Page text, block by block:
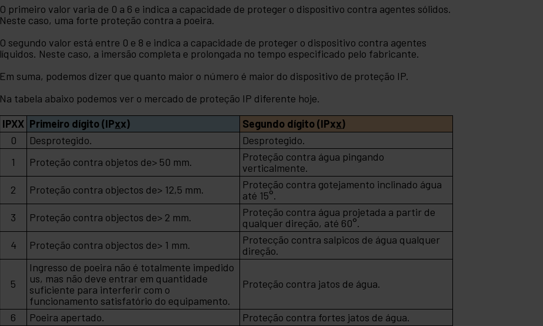
O primeiro valor varia de 0 a 6 e indica a capacidade de proteger o dispositivo contra agentes sólidos.
Neste caso, uma forte proteção contra a poeira.
O segundo valor está entre 0 e 8 e indica a capacidade de proteger o dispositivo contra agentes
líquidos. Neste caso, a imersão completa e prolongada no tempo especificado pelo fabricante.
Em suma, podemos dizer que quanto maior o número é maior do dispositivo de proteção IP.
Na tabela abaixo podemos ver o mercado de proteção IP diferente hoje.
IPXX Primeiro dígito (IPxx) Segundo dígito (IPxx)
0
Desprotegido.
Desprotegido.
1
Proteção contra objetos de> 50 mm.
Proteção contra água pingando
verticalmente.
2
Proteção contra objectos de> 12,5 mm.
Proteção contra gotejamento inclinado água
até 15°.
3
Proteção contra objectos de> 2 mm.
Proteção contra água projetada a partir de
qualquer direção, até 60°.
4
Proteção contra objectos de> 1 mm.
Protecção contra salpicos de água qualquer
direção.
5
Ingresso de poeira não é totalmente impedido
us, mas não deve entrar em quantidade
suficiente para interferir com o
funcionamento satisfatório do equipamento.
Proteção contra jatos de água.
6 Poeira apertado.
Proteção contra fortes jatos de água.